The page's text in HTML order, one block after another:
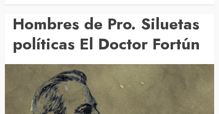
Hombres de Pro. Siluetas
políticas El Doctor Fortún